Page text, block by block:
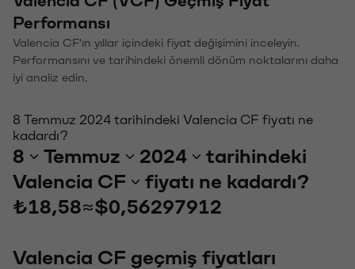
Performansı
Valencia CF'ın yıllar içindeki fiyat değişimini inceleyin.
Performansını ve tarihindeki önemli dönüm noktalarını daha
iyi analiz edin.
8 Temmuz 2024 tarihindeki Valencia CF fiyatı ne
kadardı?
8 Temmuz 2024
tarihindeki
Valencia CF
fiyatı ne kadardı?
₺18,58≈$0,56297912
Valencia CF geçmiş fiyatları